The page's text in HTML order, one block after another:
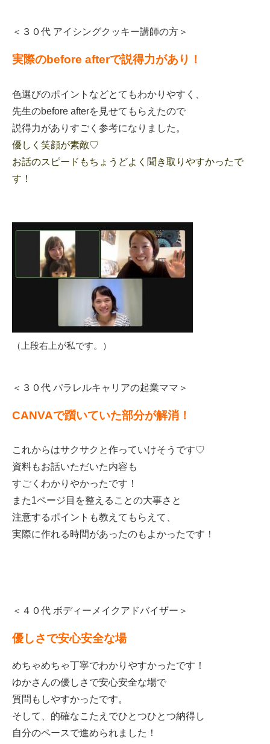
＜３０代 アイシングクッキー講師の方＞
実際のbefore afterで説得力があり！
色選びのポイントなどとてもわかりやすく、
先生のbefore afterを見せてもらえたので
説得力がありすごく参考になりました。
優しく笑顔が素敵♡
お話のスピードもちょうどよく聞き取りやすかったで
す！
（上段右上が私です。）
＜３０代 パラレルキャリアの起業ママ＞
CANVAで躓いていた部分が解消！
これからはサクサクと作っていけそうです♡
資料もお話いただいた内容も
すごくわかりやかったです！
また1ページ目を整えることの大事さと
注意するポイントも教えてもらえて、
実際に作れる時間があったのもよかったです！
＜４０代 ボディーメイクアドバイザー＞
優しさで安心安全な場
めちゃめちゃ丁寧でわかりやすかったです！
ゆかさんの優しさで安心安全な場で
質問もしやすかったです。
そして、的確なこたえでひとつひとつ納得し
自分のペースで進められました！